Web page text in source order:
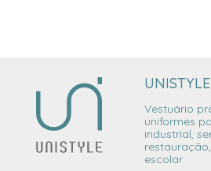
UNISTYLE
Vestuário
uniformes
industrial,
escolar.